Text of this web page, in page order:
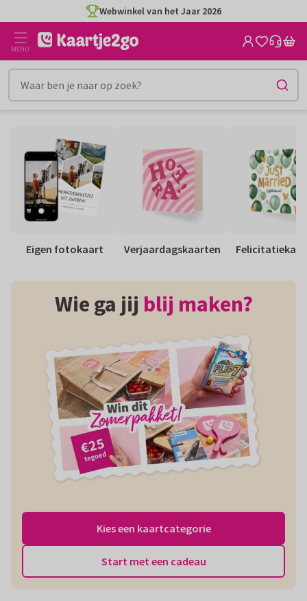
naar
inhoud
naar
het
filter
Webwinkel van het Jaar 2026
MENU
Eigen fotokaart Verjaardagskaarten
Wie ga jij blij maken?
Kies een kaartcategorie
Start met een cadeau